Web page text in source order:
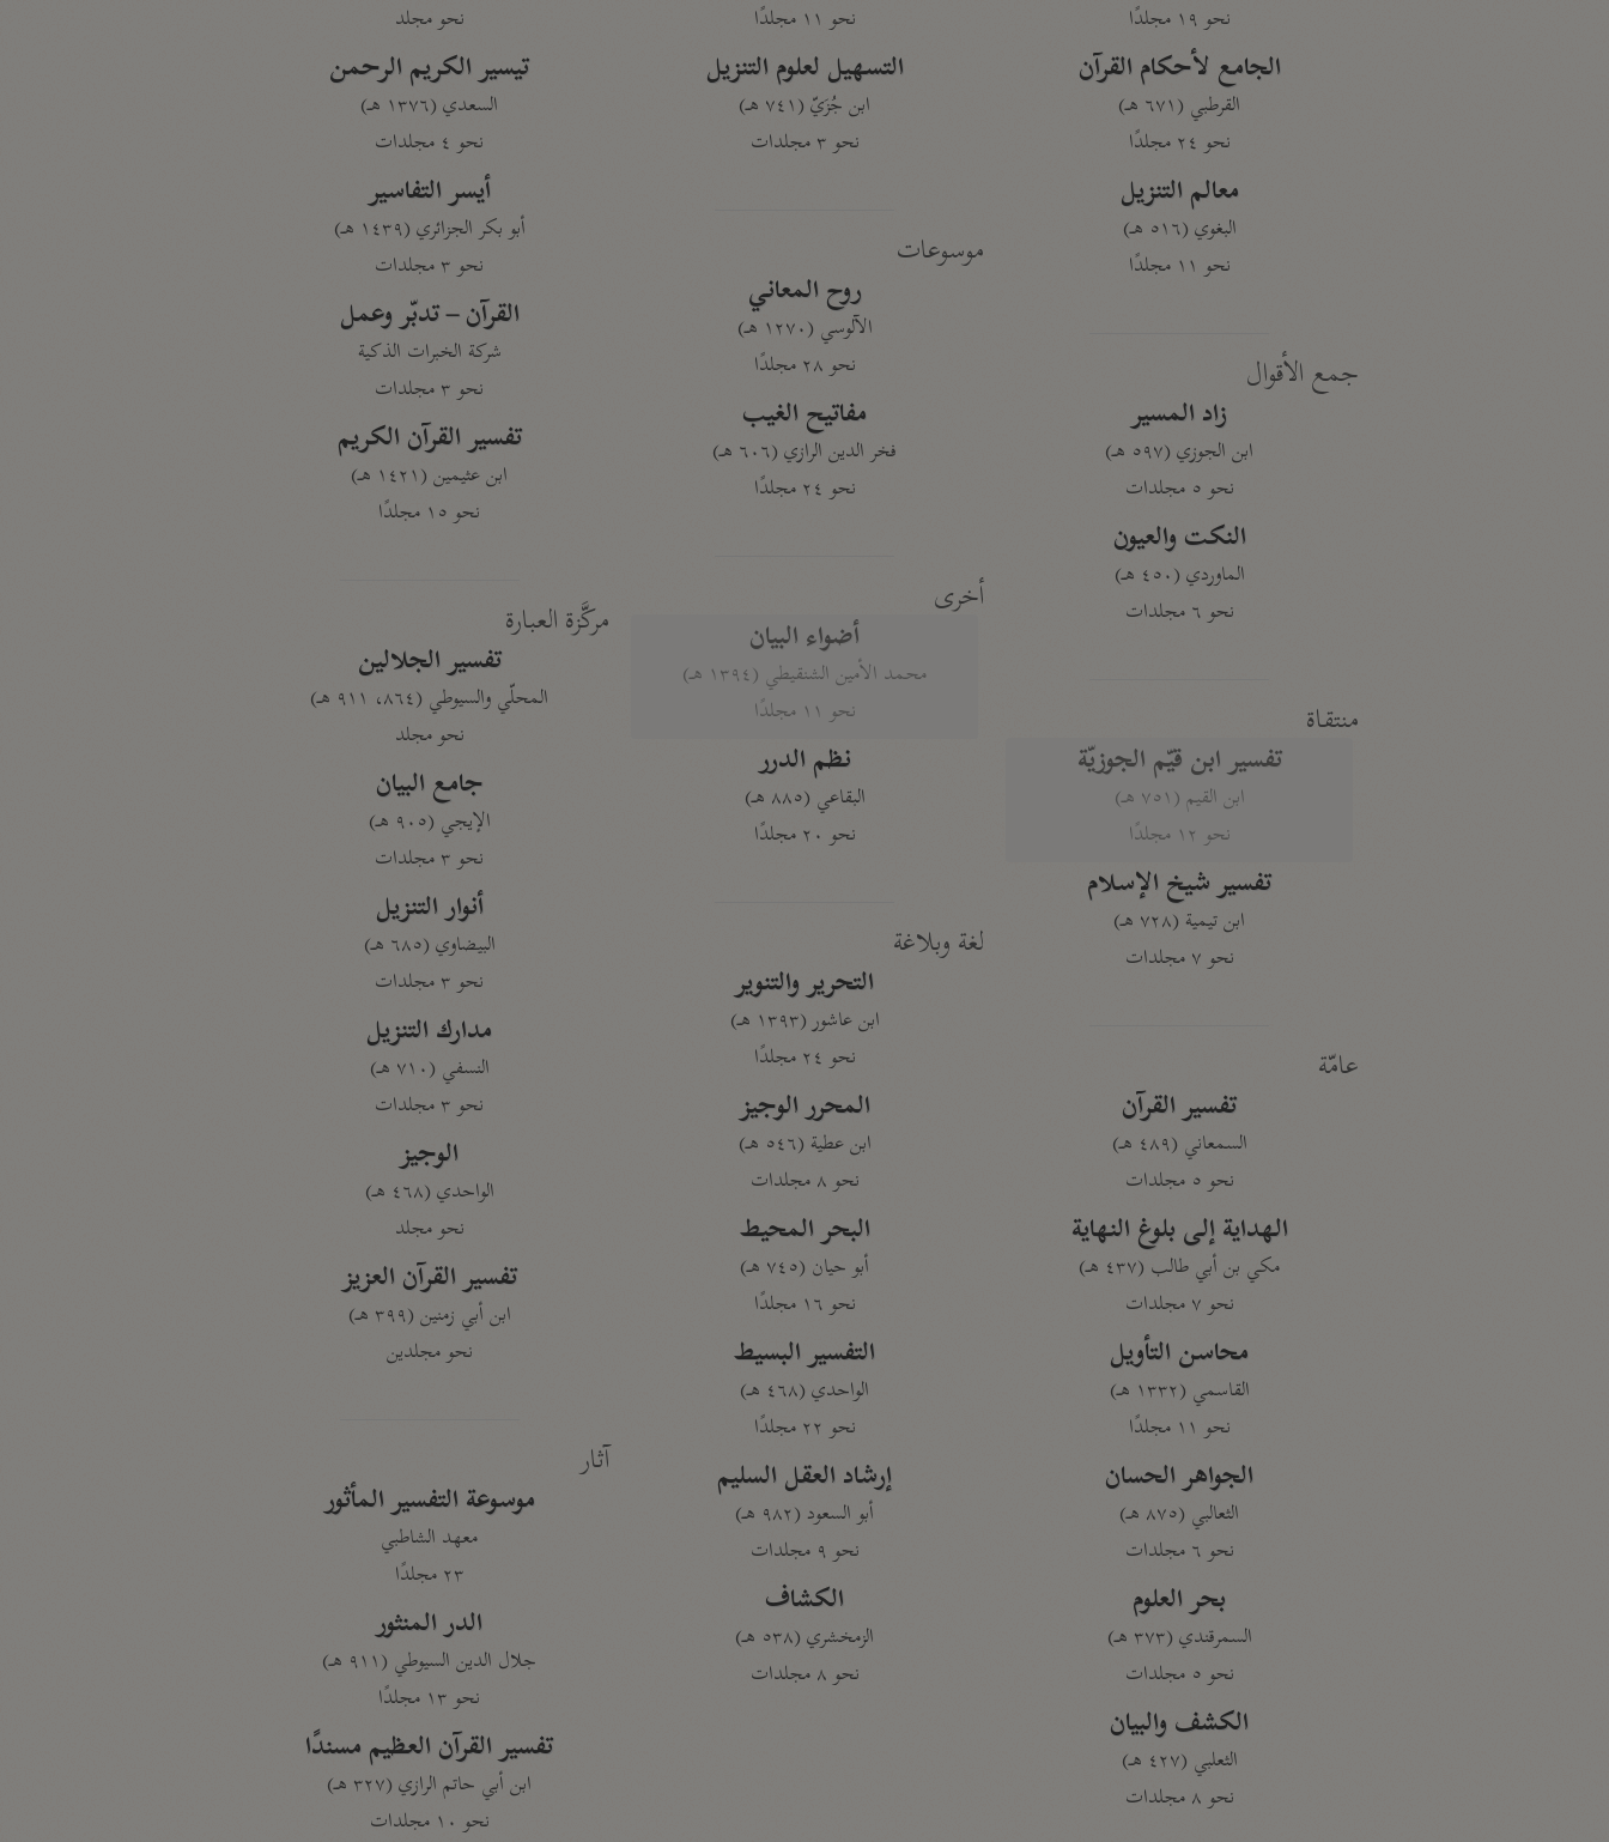
نحو ١٩ مجلدًا
الجامع لأحكام القرآن
القرطبي (٦٧١ هـ)
نحو ٢٤ مجلدًا
معالم التنزيل
البغوي (٥١٦ هـ)
نحو ١١ مجلدًا
جمع الأقوال
زاد المسير
ابن الجوزي (٥٩٧ هـ)
نحو ٥ مجلدات
النكت والعيون
الماوردي (٤٥٠ هـ)
نحو ٦ مجلدات
منتقاة
تفسير ابن قيّم الجوزيّة
ابن القيم (٧٥١ هـ)
نحو ١٢ مجلدًا
تفسير شيخ الإسلام
ابن تيمية (٧٢٨ هـ)
نحو ٧ مجلدات
عامّة
تفسير القرآن
السمعاني (٤٨٩ هـ)
نحو ٥ مجلدات
الهداية إلى بلوغ النهاية
مكي بن أبي طالب (٤٣٧ هـ)
نحو ٧ مجلدات
محاسن التأويل
القاسمي (١٣٣٢ هـ)
نحو ١١ مجلدًا
الجواهر الحسان
الثعالبي (٨٧٥ هـ)
نحو ٦ مجلدات
بحر العلوم
السمرقندي (٣٧٣ هـ)
نحو ٥ مجلدات
الكشف والبيان
الثعلبي (٤٢٧ هـ)
نحو ٨ مجلدات
نحو ١١ مجلدًا
التسهيل لعلوم التنزيل
ابن جُزَيّ (٧٤١ هـ)
نحو ٣ مجلدات
موسوعات
روح المعاني
الآلوسي (١٢٧٠ هـ)
نحو ٢٨ مجلدًا
مفاتيح الغيب
فخر الدين الرازي (٦٠٦ هـ)
نحو ٢٤ مجلدًا
أخرى
أضواء البيان
محمد الأمين الشنقيطي (١٣٩٤ هـ)
نحو ١١ مجلدًا
نظم الدرر
البقاعي (٨٨٥ هـ)
نحو ٢٠ مجلدًا
لغة وبلاغة
التحرير والتنوير
ابن عاشور (١٣٩٣ هـ)
نحو ٢٤ مجلدًا
المحرر الوجيز
ابن عطية (٥٤٦ هـ)
نحو ٨ مجلدات
البحر المحيط
أبو حيان (٧٤٥ هـ)
نحو ١٦ مجلدًا
التفسير البسيط
الواحدي (٤٦٨ هـ)
نحو ٢٢ مجلدًا
إرشاد العقل السليم
أبو السعود (٩٨٢ هـ)
نحو ٩ مجلدات
الكشاف
الزمخشري (٥٣٨ هـ)
نحو ٨ مجلدات
نحو مجلد
تيسير الكريم الرحمن
السعدي (١٣٧٦ هـ)
نحو ٤ مجلدات
أيسر التفاسير
أبو بكر الجزائري (١٤٣٩ هـ)
نحو ٣ مجلدات
القرآن – تدبّر وعمل
شركة الخبرات الذكية
نحو ٣ مجلدات
تفسير القرآن الكريم
ابن عثيمين (١٤٢١ هـ)
نحو ١٥ مجلدًا
مركَّزة العبارة
تفسير الجلالين
المحلّي والسيوطي (٨٦٤، ٩١١ هـ)
نحو مجلد
جامع البيان
الإيجي (٩٠٥ هـ)
نحو ٣ مجلدات
أنوار التنزيل
البيضاوي (٦٨٥ هـ)
نحو ٣ مجلدات
مدارك التنزيل
النسفي (٧١٠ هـ)
نحو ٣ مجلدات
الوجيز
الواحدي (٤٦٨ هـ)
نحو مجلد
تفسير القرآن العزيز
ابن أبي زمنين (٣٩٩ هـ)
نحو مجلدين
آثار
موسوعة التفسير المأثور
معهد الشاطبي
٢٣ مجلدًا
الدر المنثور
جلال الدين السيوطي (٩١١ هـ)
نحو ١٣ مجلدًا
تفسير القرآن العظيم مسندًا
ابن أبي حاتم الرازي (٣٢٧ هـ)
نحو ١٠ مجلدات